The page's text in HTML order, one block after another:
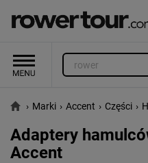
› Marki › Accent › Części ›
Adaptery
Accent